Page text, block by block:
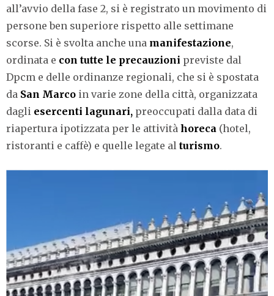
all’avvio della fase 2, si è registrato un movimento di
persone ben superiore rispetto alle settimane
scorse. Si è svolta anche una manifestazione,
ordinata e con tutte le precauzioni previste dal
Dpcm e delle ordinanze regionali, che si è spostata
da San Marco in varie zone della città, organizzata
dagli esercenti lagunari, preoccupati dalla data di
riapertura ipotizzata per le attività horeca (hotel,
ristoranti e caffè) e quelle legate al turismo.